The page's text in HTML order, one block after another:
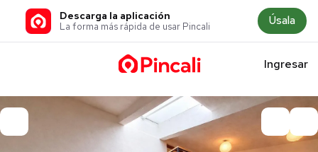
Descarga la aplicación
La forma más rápida de usar Pincali Úsala
Ingresar